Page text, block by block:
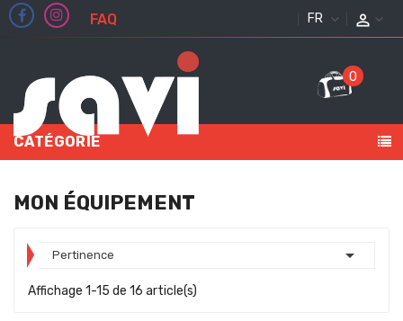
FAQ FRANÇAIS
0
CATÉGORIE
MON ÉQUIPEMENT
Pertinence 
Affichage 1-15 de 16 article(s)